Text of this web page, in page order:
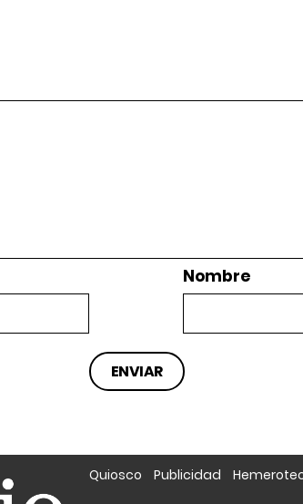
Nombre
Quiosco Publicidad